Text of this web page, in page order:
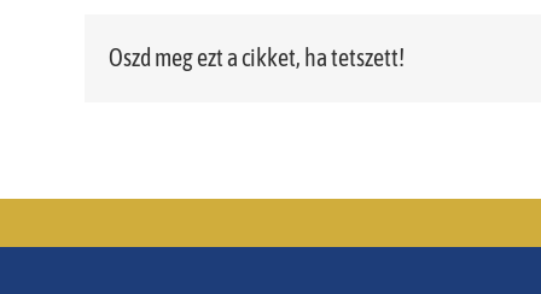
Oszd meg ezt a cikket, ha tetszett!